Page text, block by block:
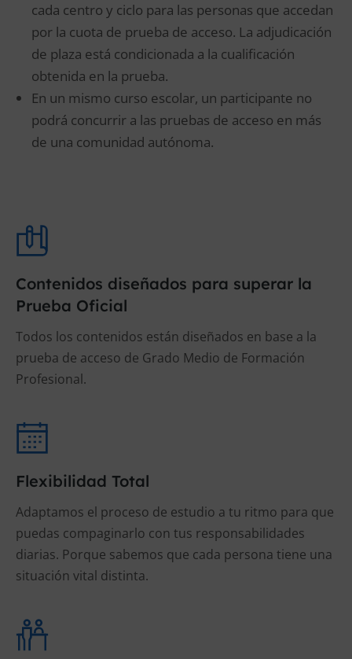
cada centro y ciclo para las personas que accedan
por la cuota de prueba de acceso. La adjudicación
de plaza está condicionada a la cualificación
obtenida en la prueba.
En un mismo curso escolar, un participante no
podrá concurrir a las pruebas de acceso en más
de una comunidad autónoma.
Contenidos diseñados para superar la
Prueba Oficial
Todos los contenidos están diseñados en base a la
prueba de acceso de Grado Medio de Formación
Profesional.
Flexibilidad Total
Adaptamos el proceso de estudio a tu ritmo para que
puedas compaginarlo con tus responsabilidades
diarias. Porque sabemos que cada persona tiene una
situación vital distinta.